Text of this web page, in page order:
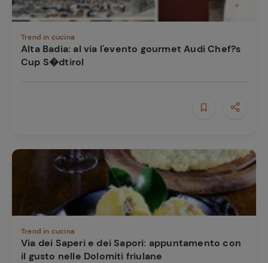
Trend in cucina
Alta Badia: al via l'evento gourmet Audi Chef?s
Cup S�dtirol
Trend in cucina
Via dei Saperi e dei Sapori: appuntamento con
il gusto nelle Dolomiti friulane
Ricette
preferite